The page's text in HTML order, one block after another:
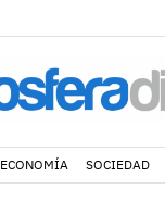
ECONOMÍA SOCIEDAD